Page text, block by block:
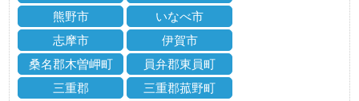
熊野市
いなべ市
志摩市
伊賀市
桑名郡木曽岬町
員弁郡東員町
三重郡
三重郡菰野町